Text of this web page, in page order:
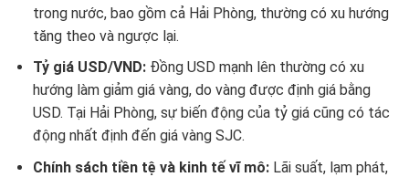
trong nước, bao gồm cả Hải Phòng, thường có xu hướng
tăng theo và ngược lại.
Tỷ giá USD/VND:Đồng USD mạnh lên thường có xu
hướng làm giảm giá vàng, do vàng được định giá bằng
USD. Tại Hải Phòng, sự biến động của tỷ giá cũng có tác
động nhất định đến giá vàng SJC.
Chính sách tiền tệ và kinh tế vĩ mô:Lãi suất, lạm phát,